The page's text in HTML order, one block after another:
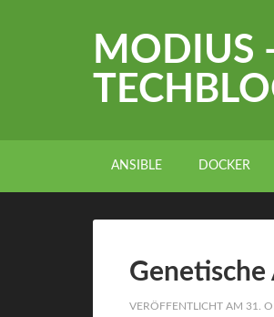
MODIUS
ANSIBLE DOCKER
VERÖFFENTLICHT AM 31.